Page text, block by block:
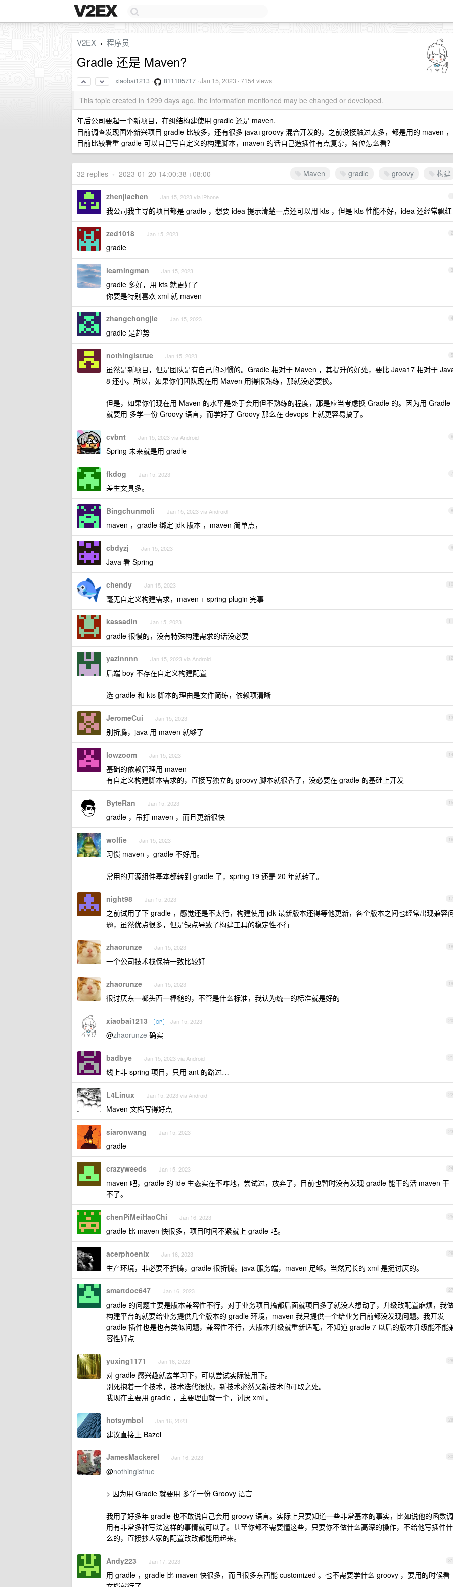
V2EX › 程序员
Gradle 还是 Maven?
xiaobai1213 · 811105717 ·Jan 15, 2023 · 7154 views
This topic created in 1299 days ago, the information mentioned may be changed or developed.
年后公司要起一个新项目，在纠结构建使用 gradle 还是 maven.
目前调查发现国外新兴项目 gradle 比较多，还有很多 java+groovy 混合开发的，之前没接触过太多，都是用的 maven ，
目前比较看重 gradle 可以自己写自定义的构建脚本，maven 的话自己造插件有点复杂，各位怎么看？
Maven gradle groovy 构建
32 replies • 2023-01-20 14:00:38 +08:00
1
zhenjiachen Jan 15, 2023 via iPhone
我公司我主导的项目都是 gradle ，想要 idea 提示清楚一点还可以用 kts ，但是 kts 性能不好，idea 还经常飘红
2
zed1018 Jan 15, 2023
gradle
3
learningman Jan 15, 2023
gradle 多好，用 kts 就更好了
你要是特别喜欢 xml 就 maven
4
zhangchongjie Jan 15, 2023
gradle 是趋势
5
nothingistrue Jan 15, 2023
虽然是新项目，但是团队是有自己的习惯的。Gradle 相对于 Maven ，其提升的好处，要比 Java17 相对于
8 还小。所以，如果你们团队现在用 Maven 用得很熟练，那就没必要换。
但是，如果你们现在用 Maven 的水平是处于会用但不熟练的程度，那是应当考虑换 Gradle 的。因为用 Gradle
就要用 多学一份 Groovy 语言，而学好了 Groovy 那么在 devops 上就更容易搞了。
6
cvbnt Jan 15, 2023 via Android
Spring 未来就是用 gradle
7
fkdog Jan 15, 2023
差生文具多。
8
Bingchunmoli Jan 15, 2023 via Android
maven ，gradle 绑定 jdk 版本 ，maven 简单点，
9
cbdyzj Jan 15, 2023
Java 看 Spring
10
chendy Jan 15, 2023
毫无自定义构建需求，maven + spring plugin 完事
11
kassadin Jan 15, 2023
gradle 很慢的，没有特殊构建需求的话没必要
12
yazinnnn Jan 15, 2023 via Android
后端 boy 不存在自定义构建配置
选 gradle 和 kts 脚本的理由是文件简练，依赖项清晰
13
JeromeCui Jan 15, 2023
别折腾，java 用 maven 就够了
14
lowzoom Jan 15, 2023
基础的依赖管理用 maven
有自定义构建脚本需求的，直接写独立的 groovy 脚本就很香了，没必要在 gradle 的基础上开发
15
ByteRan Jan 15, 2023
gradle ，吊打 maven ，而且更新很快
16
wolfie Jan 15, 2023
习惯 maven ，gradle 不好用。
常用的开源组件基本都转到 gradle 了，spring 19 还是 20 年就转了。
17
night98 Jan 15, 2023
之前试用了下 gradle ，感觉还是不太行，构建使用 jdk 最新版本还得等他更新，各个版本之间也经常出现兼容
题，虽然优点很多，但是缺点导致了构建工具的稳定性不行
18
zhaorunze Jan 15, 2023
一个公司技术栈保持一致比较好
19
zhaorunze Jan 15, 2023
很讨厌东一榔头西一棒槌的，不管是什么标准，我认为统一的标准就是好的
20
xiaobai1213 OP Jan 15, 2023
@zhaorunze 确实
21
badbye Jan 15, 2023 via Android
线上非 spring 项目，只用 ant 的路过…
22
L4Linux Jan 15, 2023 via Android
Maven 文档写得好点
23
siaronwang Jan 15, 2023
gradle
24
crazyweeds Jan 15, 2023
maven 吧，gradle 的 ide 生态实在不咋地，尝试过，放弃了，目前也暂时没有发现 gradle 能干的活 maven 干
不了。
25
chenPiMeiHaoChi Jan 16, 2023
gradle 比 maven 快很多，项目时间不紧就上 gradle 吧。
26
acerphoenix Jan 16, 2023
生产环境，非必要不折腾，gradle 很折腾。java 服务端，maven 足够。当然冗长的 xml 是挺讨厌的。
27
smartdoc647 Jan 16, 2023
gradle 的问题主要是版本兼容性不行，对于业务项目搞都后面就项目多了就没人想动了，升级改配置麻烦，我
构建平台的就要给业务提供几个版本的 gradle 环境，maven 我只提供一个给业务目前都没发现问题。我开发
gradle 插件也是也有类似问题，兼容性不行，大版本升级就重新适配，不知道 gradle 7 以后的版本升级能不能
容性好点
28
yuxing1171 Jan 16, 2023
对 gradle 感兴趣就去学习下，可以尝试实际使用下。
别死抱着一个技术，技术迭代很快，新技术必然又新技术的可取之处。
我现在主要用 gradle ，主要理由就一个，讨厌 xml 。
29
hotsymbol Jan 16, 2023
建议直接上 Bazel
30
JamesMackerel Jan 16, 2023
@nothingistrue
> 因为用 Gradle 就要用 多学一份 Groovy 语言
我用了好多年 gradle 也不敢说自己会用 groovy 语言。实际上只要知道一些非常基本的事实，比如说他的函数调
用有非常多种写法这样的事情就可以了。甚至你都不需要懂这些，只要你不做什么高深的操作，不给他写插件什
么的，直接抄人家的配置改改都能用起来。
31
Andy223 Jan 17, 2023
用 gradle ，gradle 比 maven 快很多，而且很多东西能 customized 。也不需要学什么 groovy ，要用的时候看